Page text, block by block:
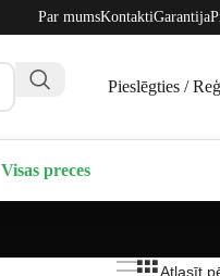
Par mumsKontaktiGarantija
Pieslēgties /
Visas preces